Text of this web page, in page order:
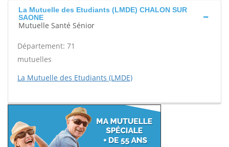
La Mutuelle des Etudiants (LMDE) CHALON SUR
SAONE
Mutuelle Santé Sénior
Département: 71
mutuelles
La Mutuelle des Etudiants (LMDE)